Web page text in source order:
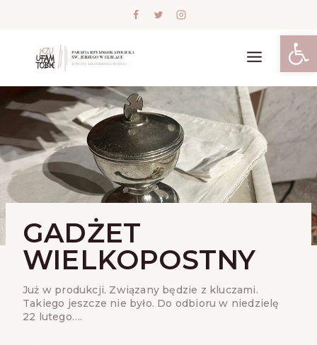
GADŻET
WIELKOPOSTNY
Już w produkcji. Związany będzie z kluczami.
Takiego jeszcze nie było. Do odbioru w niedzielę
22 lutego….